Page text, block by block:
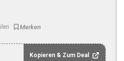
Kopieren & Zum Deal